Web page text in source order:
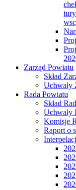
Zarząd Powiatu
Skład
Uchwały
Rada Powiatu
Skład
Uchwały
Komisje
Raport o